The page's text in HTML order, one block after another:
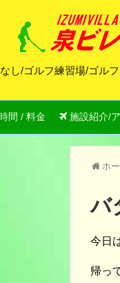
し/ゴルフ練習場/ゴル
間 / 料金 施設紹介/
ホ
バ
今日
帰っ